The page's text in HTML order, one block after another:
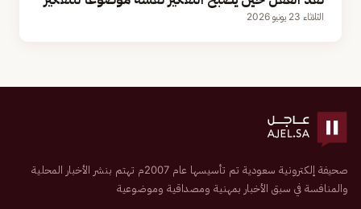
الثلاثاء 23 يونيو 2026
صحيفة إلكترونية سعودية تم تأسيسها عام 2007م تهتم بنشر الأخبار المحلية
والمنافسة في سبق الأخبار بمهنية ومصداقية وموضوعية